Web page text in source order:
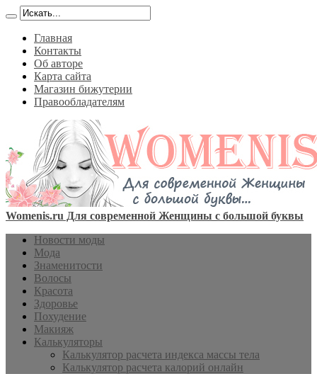
Главная
Контакты
Об авторе
Карта сайта
Магазин бижутерии
Правообладателям
Womenis.ru Для современной Женщины с большой буквы
Новости моды
Мода
Знаменитости
Волосы
Красота
Здоровье
Похудение
Макияж
Калькуляторы
Калькулятор расчета индекса массы тела
Калькулятор расчета калорий онлайн